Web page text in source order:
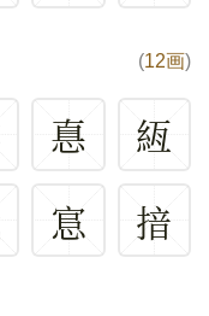
(12画)
惪
絚
悹 揞